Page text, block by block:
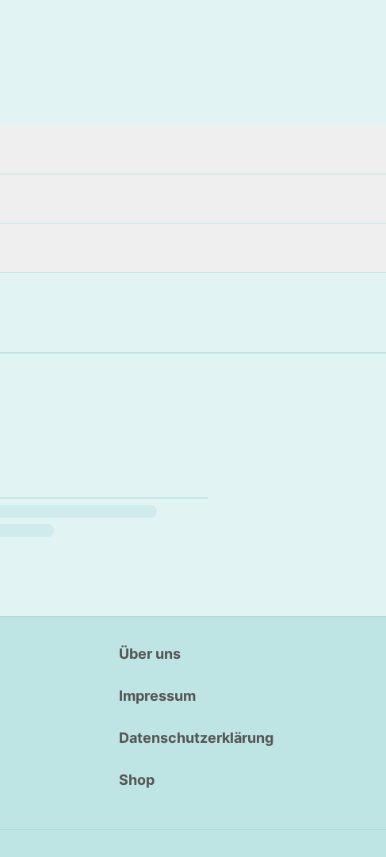
Über uns
Impressum
Datenschutzerklärung
Shop